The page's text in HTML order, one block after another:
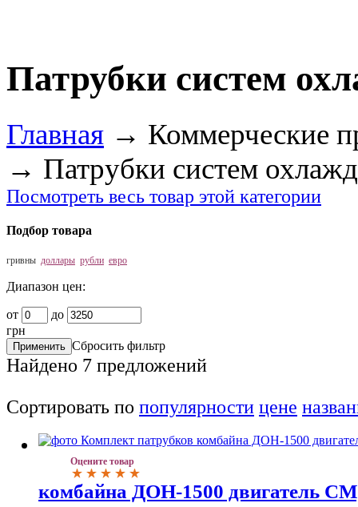
Патрубки систем
Главная → Коммерческие
→ Патрубки систем
Посмотреть весь товар этой категории
Подбор товара
гривны доллары рубли евро
Диапазон цен:
от
до
грн
Сбросить фильтр
Найдено 7 предложений
Сортировать по популярности цене
Оцените товар
комбайна ДОН-1500 двигатель